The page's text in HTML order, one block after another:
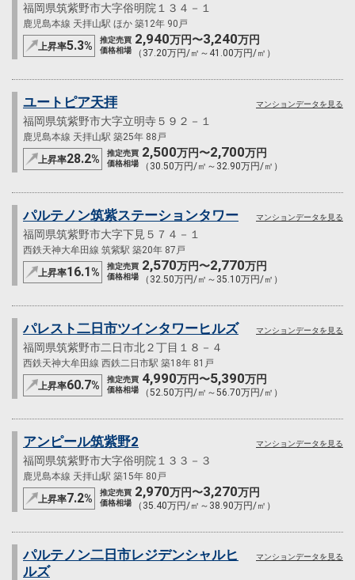
福岡県筑紫野市大字俗明院１３４－１
鹿児島本線 天拝山駅 ほか 築12年 90戸
上昇率5.3%
推定売買
価格相場
2,940万円〜3,240万円
（37.20万円/㎡～41.00万円/㎡）
ユートピア天拝
福岡県筑紫野市大字立明寺５９２－１
鹿児島本線 天拝山駅 築25年 88戸
上昇率28.2%
推定売買
価格相場
2,500万円〜2,700万円
（30.50万円/㎡～32.90万円/㎡）
マンションデータを見る
パルテノン筑紫ステーションタワー
福岡県筑紫野市大字下見５７４－１
西鉄天神大牟田線 筑紫駅 築20年 87戸
上昇率16.1%
推定売買
価格相場
2,570万円〜2,770万円
（32.50万円/㎡～35.10万円/㎡）
マンションデータを見る
パレスト二日市ツインタワーヒルズ
福岡県筑紫野市二日市北２丁目１８－４
西鉄天神大牟田線 西鉄二日市駅 築18年 81戸
上昇率60.7%
推定売買
価格相場
4,990万円〜5,390万円
（52.50万円/㎡～56.70万円/㎡）
マンションデータを見る
アンピール筑紫野2
福岡県筑紫野市大字俗明院１３３－３
鹿児島本線 天拝山駅 築15年 80戸
上昇率7.2%
推定売買
価格相場
2,970万円〜3,270万円
（35.40万円/㎡～38.90万円/㎡）
マンションデータを見る
パルテノン二日市レジデンシャルヒ
ルズ
マンションデータを見る